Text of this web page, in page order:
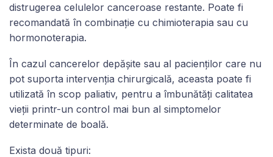
distrugerea celulelor canceroase restante. Poate fi
recomandată în combinație cu chimioterapia sau cu
hormonoterapia.
În cazul cancerelor depășite sau al pacienților care nu
pot suporta intervenția chirurgicală, aceasta poate fi
utilizată în scop paliativ, pentru a îmbunătăți calitatea
vieții printr-un control mai bun al simptomelor
determinate de boală.
Exista două tipuri: